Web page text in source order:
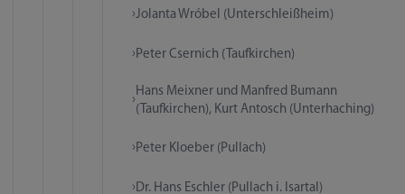
Jolanta Wróbel (Unterschleißheim)
Peter Csernich (Taufkirchen)
Hans Meixner und Manfred Bumann
(Taufkirchen), Kurt Antosch (Unterhaching)
Peter Kloeber (Pullach)
Dr. Hans Eschler (Pullach i. Isartal)